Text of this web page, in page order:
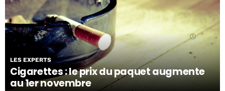
Cigarettes : le prix du paquet augmente
au 1er novembre
LES EXPERTS
24/10/19